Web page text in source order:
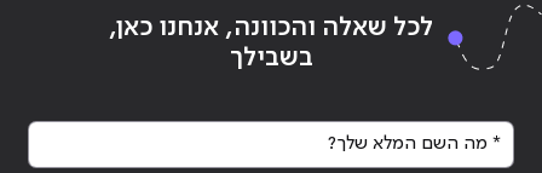
Continue reading
חווית משתמש)?"
לכל שאלה והכוונה, אנחנו כאן,
בשבילך
* מה השם המלא שלך?